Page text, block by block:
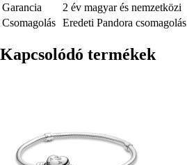
Garancia
2 év magyar és nemzetközi
Csomagolás Eredeti Pandora csomagolás
Kapcsolódó termékek